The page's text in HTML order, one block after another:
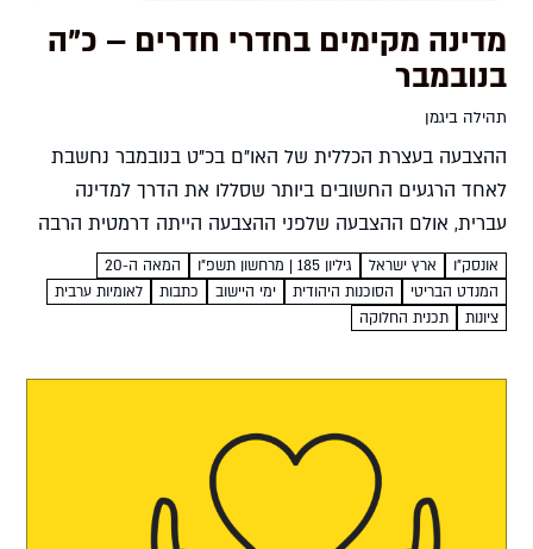
מדינה מקימים בחדרי חדרים – כ"ה
בנובמבר
תהילה ביגמן
ההצבעה בעצרת הכללית של האו"ם בכ"ט בנובמבר נחשבת
לאחד הרגעים החשובים ביותר שסללו את הדרך למדינה
עברית, אולם ההצבעה שלפני ההצבעה הייתה דרמטית הרבה
יותר. הכירו את ליל כ"ה בנובמבר תהילה ביגמן שעת לילה
מאוחרת,...
אונסק"ו ארץ ישראל גיליון 185 | מרחשון תשפ"ו
המאה ה-20
המנדט הבריטי
הסוכנות היהודית ימי היישוב כתבות
לאומיות ערבית
ציונות
תכנית החלוקה